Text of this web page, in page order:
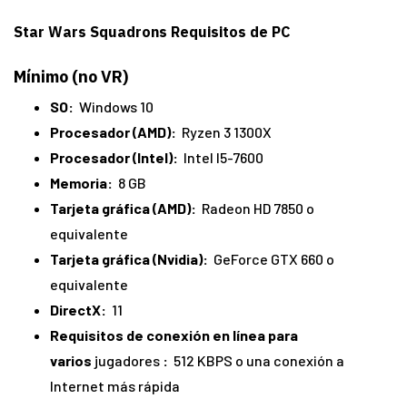
Star Wars Squadrons Requisitos de PC
Mínimo (no VR)
SO: Windows 10
Procesador (AMD): Ryzen 3 1300X
Procesador (Intel): Intel I5-7600
Memoria: 8 GB
Tarjeta gráfica (AMD): Radeon HD 7850 o
equivalente
Tarjeta gráfica (Nvidia): GeForce GTX 660 o
equivalente
DirectX: 11
Requisitos de conexión en línea para
varios jugadores : 512 KBPS o una conexión a
Internet más rápida